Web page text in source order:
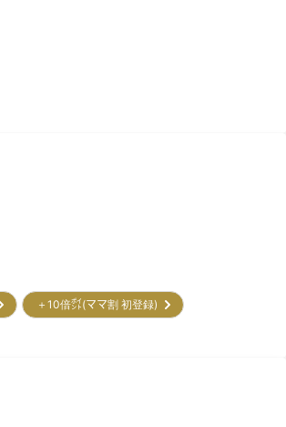
＋10倍㌽(ママ割 初登録)